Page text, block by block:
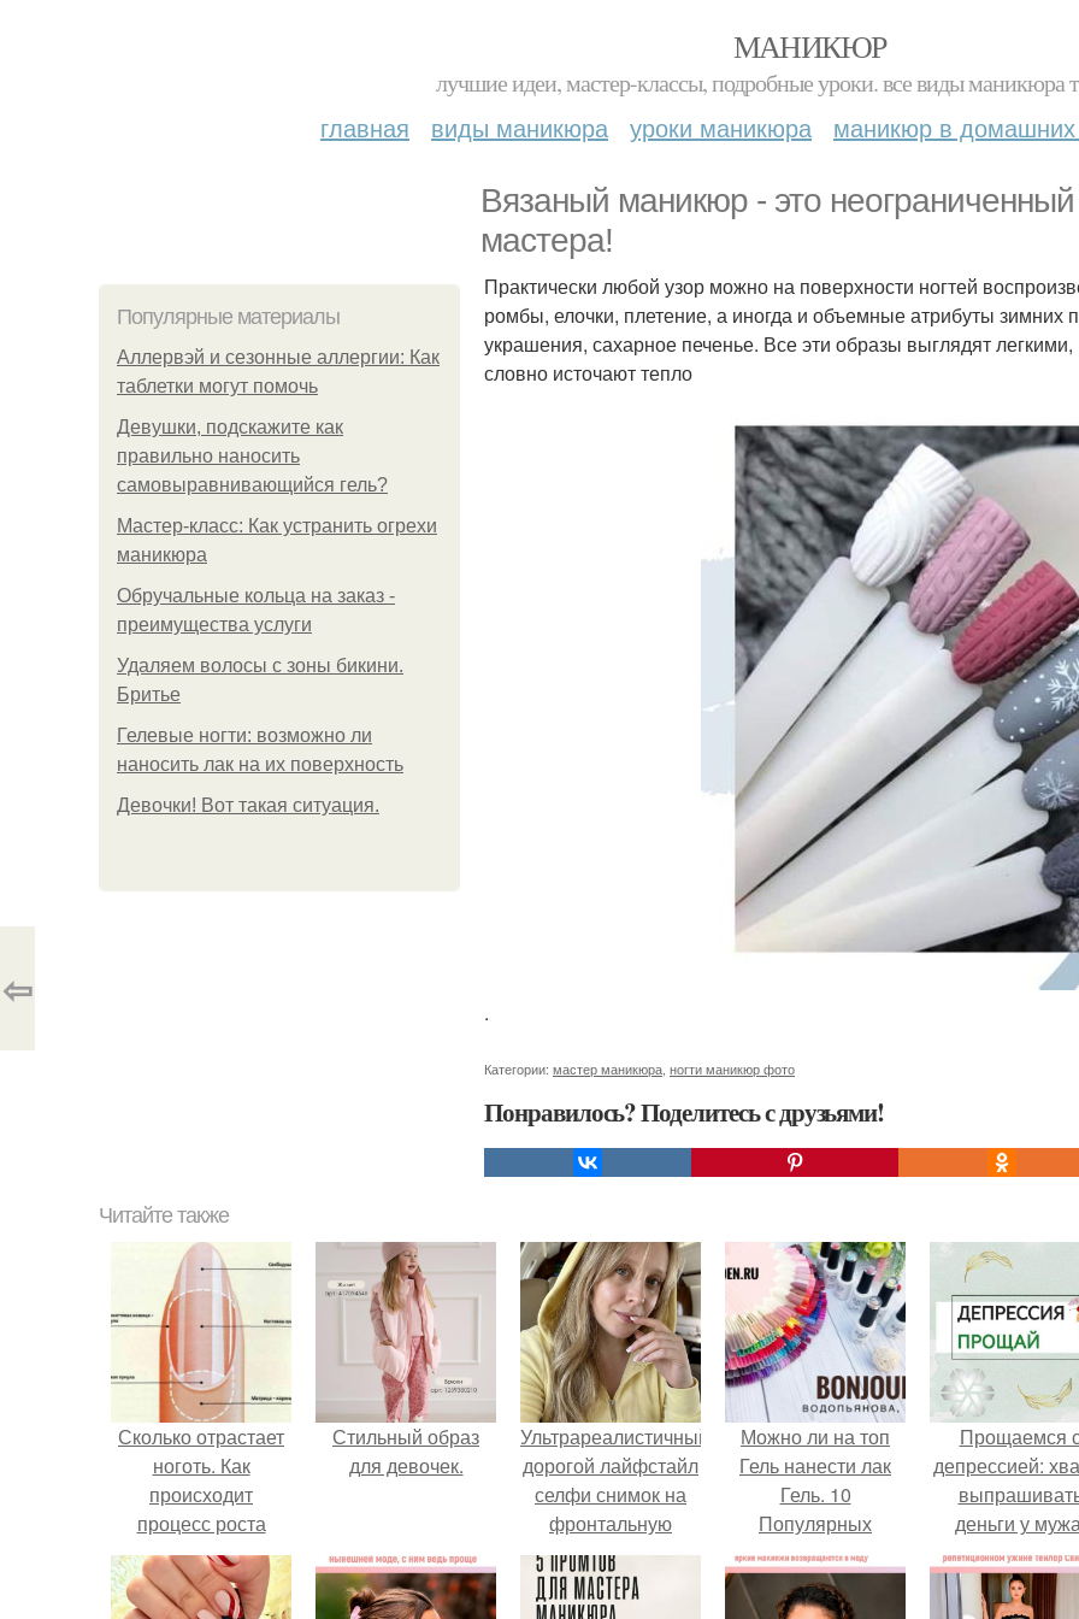
МАНИКЮР
лучшие идеи, мастер-классы, подробные уроки. все виды маникюра
главная виды маникюра уроки маникюра маникюр в домашних
Вязаный маникюр - это
мастера!
Популярные материалы
Аллервэй и сезонные аллергии: Как
таблетки могут помочь
Девушки, подскажите как
правильно наносить
самовыравнивающийся гель?
Мастер-класс: Как устранить огрехи
маникюра
Обручальные кольца на заказ -
преимущества услуги
Удаляем волосы с зоны бикини.
Бритье
Гелевые ногти: возможно ли
наносить лак на их поверхность
Девочки! Вот такая ситуация.
Практически любой узор можно на поверхности ногтей
ромбы, елочки, плетение, а иногда и объемные атрибуты зимних
украшения, сахарное печенье. Все эти образы выглядят
словно источают тепло
.
Категории: мастер маникюра ногти маникюр фото
Понравилось? Поделитесь с друзьями!
⇦
Читайте также
Сколько отрастает
ноготь. Как
происходит
процесс роста
ногтей
Стильный образ
для девочек.
Ультрареалистичный
дорогой лайфстайл
селфи снимок на
фронтальную
камеру.
Можно ли на топ
Гель нанести лак
Гель. 10
Популярных
вопросов о Гель –
лаках от
профессионалов.
Прощаемся
депрессией:
деньги у